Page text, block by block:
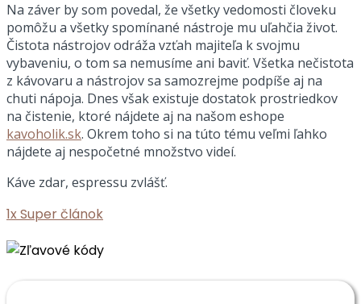
Na záver by som povedal, že všetky vedomosti človeku
pomôžu a všetky spomínané nástroje mu uľahčia život.
Čistota nástrojov odráža vzťah majiteľa k svojmu
vybaveniu, o tom sa nemusíme ani baviť. Všetka nečistota
z kávovaru a nástrojov sa samozrejme podpíše aj na
chuti nápoja. Dnes však existuje dostatok prostriedkov
na čistenie, ktoré nájdete aj na našom eshope
kavoholik.sk. Okrem toho si na túto tému veľmi ľahko
nájdete aj nespočetné množstvo videí.
Káve zdar, espressu zvlášť.
1xSuper článok